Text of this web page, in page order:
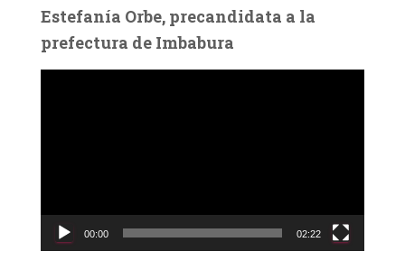
Estefanía Orbe, precandidata a la
prefectura de Imbabura
c
00:00 02:22